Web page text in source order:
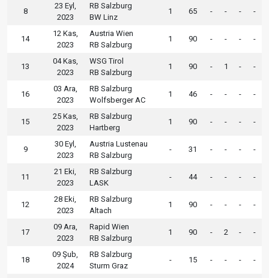
8
23 Eyl,
2023
RB Salzburg
BW Linz
1 65 - - - -
14
12 Kas,
2023
Austria Wien
RB Salzburg
1 90 - - - -
13
04 Kas,
2023
WSG Tirol
RB Salzburg
1 90 - 1 - -
16
03 Ara,
2023
RB Salzburg
Wolfsberger AC
1 46 - - - -
15
25 Kas,
2023
RB Salzburg
Hartberg
1 90 - - - -
9
30 Eyl,
2023
Austria Lustenau
RB Salzburg
- 31 - - - -
11
21 Eki,
2023
RB Salzburg
LASK
- 44 - - - -
12
28 Eki,
2023
RB Salzburg
Altach
1 90 - - - -
17
09 Ara,
2023
Rapid Wien
RB Salzburg
1 90 - 2 - -
18
09 Şub,
2024
RB Salzburg
Sturm Graz
- 15 - - - -